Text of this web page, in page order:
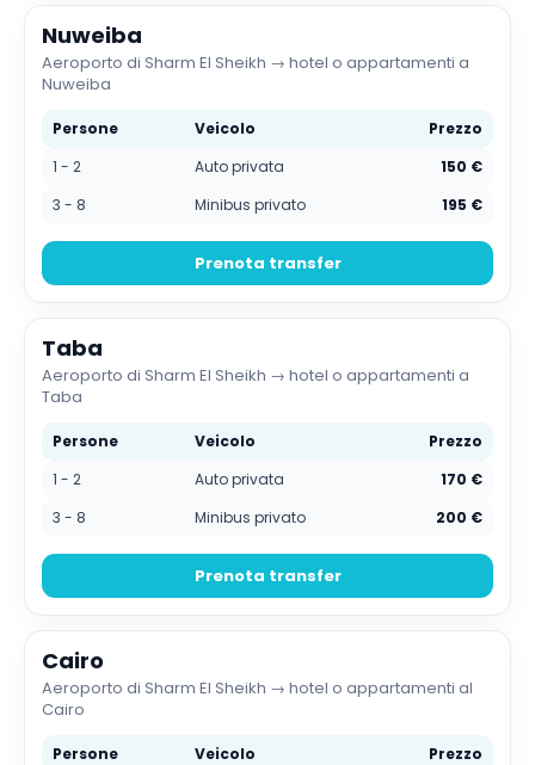
Nuweiba
Aeroporto di Sharm El Sheikh → hotel o appartamenti a
Nuweiba
Persone Veicolo
Prezzo
1 - 2
Auto privata
150 €
3 - 8
Minibus privato 195 €
Prenota transfer
Taba
Aeroporto di Sharm El Sheikh → hotel o appartamenti a
Taba
Persone Veicolo
Prezzo
1 - 2
Auto privata
170 €
3 - 8
Minibus privato 200 €
Prenota transfer
Cairo
Aeroporto di Sharm El Sheikh → hotel o appartamenti al
Cairo
Persone Veicolo
Prezzo